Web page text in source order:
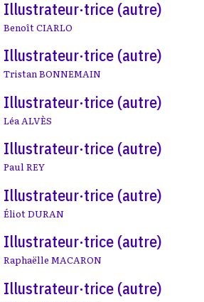
Illustrateur·trice (autre)
Benoît CIARLO
Illustrateur·trice (autre)
Tristan BONNEMAIN
Illustrateur·trice (autre)
Léa ALVÈS
Illustrateur·trice (autre)
Paul REY
Illustrateur·trice (autre)
Éliot DURAN
Illustrateur·trice (autre)
Raphaëlle MACARON
Illustrateur·trice (autre)